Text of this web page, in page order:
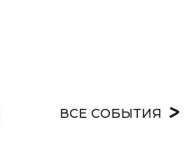
ВСЕ СОБЫТИЯ